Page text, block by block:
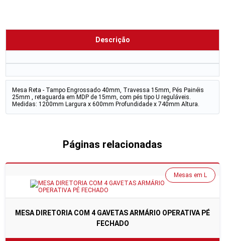
Descrição
Mesa Reta - Tampo Engrossado 40mm, Travessa 15mm, Pés Painéis
25mm , retaguarda em MDP de 15mm, com pés tipo U reguláveis.
Medidas: 1200mm Largura x 600mm Profundidade x 740mm Altura.
Páginas relacionadas
MESA DIRETORIA COM 4 GAVETAS ARMÁRIO OPERATIVA PÉ
FECHADO
Mesas em L